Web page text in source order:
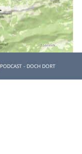
PODCAST - DOCH DORT